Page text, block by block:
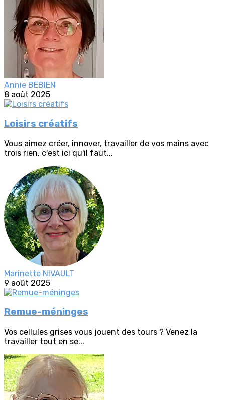
Annie BEBIEN
8 août 2025
Loisirs créatifs
Vous aimez créer, innover, travailler de vos mains avec
trois rien, c'est ici qu'il faut...
Marinette NIVAULT
9 août 2025
Remue-méninges
Vos cellules grises vous jouent des tours ? Venez la
travailler tout en se...